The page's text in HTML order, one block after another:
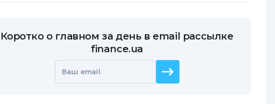
Коротко о главном за день в email рассылке
finance.ua
Ваш email